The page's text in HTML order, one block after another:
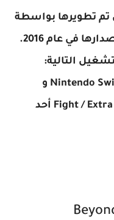
تم تطويرها بواسطة
اليابانية وتم إصدارها في عام 2016.
التالية:
Nintendo و
Fight / Extra أحد